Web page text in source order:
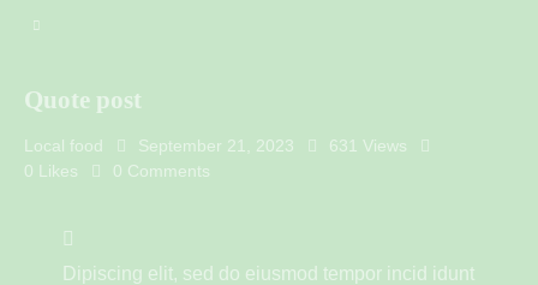
Quote post
Local food September 21, 2023 631 Views
0 Likes 0 Comments
Dipiscing elit, sed do eiusmod tempor incid idunt